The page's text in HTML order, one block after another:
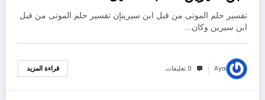
تفسير حلم الموتى من قبل ابن سيرينإن تفسير حلم الموتى من قبل
ابن سيرين وكان…
Aya 0 تعليقات قراءة المزيد